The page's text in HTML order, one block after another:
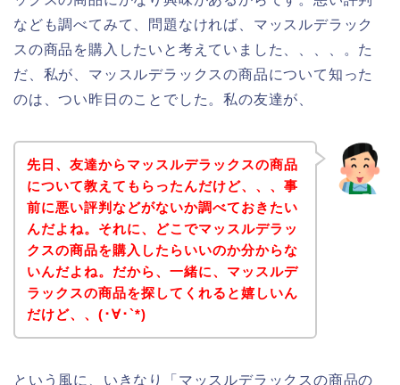
なども調べてみて、問題なければ、マッスルデラック
スの商品を購入したいと考えていました、、、、。た
だ、私が、マッスルデラックスの商品について知った
のは、つい昨日のことでした。私の友達が、
先日、友達からマッスルデラックスの商品
について教えてもらったんだけど、、、事
前に悪い評判などがないか調べておきたい
んだよね。それに、どこでマッスルデラッ
クスの商品を購入したらいいのか分からな
いんだよね。だから、一緒に、マッスルデ
ラックスの商品を探してくれると嬉しいん
だけど、、(･∀･`*)
という風に、いきなり「マッスルデラックスの商品の